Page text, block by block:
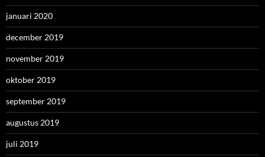
januari 2020
december 2019
november 2019
oktober 2019
september 2019
augustus 2019
juli 2019